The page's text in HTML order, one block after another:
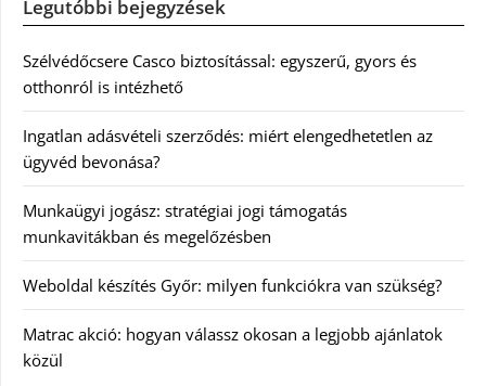
Legutóbbi bejegyzések
Szélvédőcsere Casco biztosítással: egyszerű, gyors és
otthonról is intézhető
Ingatlan adásvételi szerződés: miért elengedhetetlen az
ügyvéd bevonása?
Munkaügyi jogász: stratégiai jogi támogatás
munkavitákban és megelőzésben
Weboldal készítés Győr: milyen funkciókra van szükség?
Matrac akció: hogyan válassz okosan a legjobb ajánlatok
közül